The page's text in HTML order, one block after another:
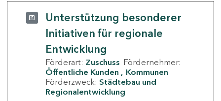
Unterstützung besonderer
Initiativen für regionale
Entwicklung
Förderart: Zuschuss Fördernehmer:
Öffentliche Kunden
Kommunen
Förderzweck: Städtebau und
Regionalentwicklung